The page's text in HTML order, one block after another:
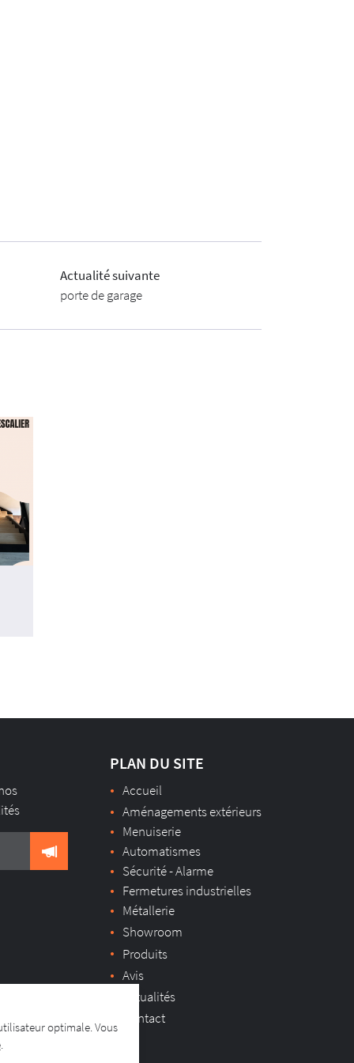
Actualité suivante
porte de garage
PLAN DU SITE
Accueil
Aménagements extérieurs
Menuiserie
Automatismes
Sécurité - Alarme
Fermetures industrielles
Métallerie
Showroom
Produits
Avis
Actualités
Contact
optimale. Vous
.